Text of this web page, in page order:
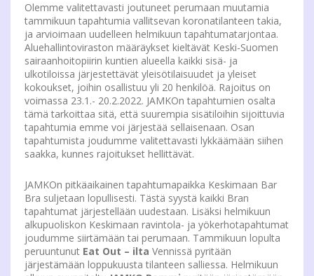
Olemme valitettavasti joutuneet perumaan muutamia
tammikuun tapahtumia vallitsevan koronatilanteen takia,
ja arvioimaan uudelleen helmikuun tapahtumatarjontaa.
Aluehallintoviraston määräykset kieltävät Keski-Suomen
sairaanhoitopiirin kuntien alueella kaikki sisä- ja
ulkotiloissa järjestettävät yleisötilaisuudet ja yleiset
kokoukset, joihin osallistuu yli 20 henkilöä. Rajoitus on
voimassa 23.1.- 20.2.2022. JAMKOn tapahtumien osalta
tämä tarkoittaa sitä, että suurempia sisätiloihin sijoittuvia
tapahtumia emme voi järjestää sellaisenaan. Osan
tapahtumista joudumme valitettavasti lykkäämään siihen
saakka, kunnes rajoitukset hellittävät.
JAMKOn pitkäaikainen tapahtumapaikka Keskimaan Bar
Bra suljetaan lopullisesti. Tästä syystä kaikki Bran
tapahtumat järjestellään uudestaan. Lisäksi helmikuun
alkupuoliskon Keskimaan ravintola- ja yökerhotapahtumat
joudumme siirtämään tai perumaan. Tammikuun lopulta
peruuntunut Eat Out – ilta Vennissä pyritään
järjestämään loppukuusta tilanteen salliessa. Helmikuun